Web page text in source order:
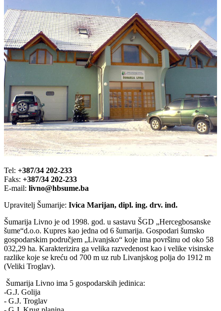
Tel: +387/34 202-233
Faks: +387/34 202-233
E-mail: livno@hbsume.ba
Upravitelj Šumarije: Ivica Marijan, dipl. ing. drv. ind.
Šumarija Livno je od 1998. god. u sastavu ŠGD „Hercegbosanske
šume“d.o.o. Kupres kao jedna od 6 šumarija. Gospodari šumsko
gospodarskim područjem „Livanjsko“ koje ima površinu od oko 58
032,29 ha. Karakterizira ga velika razvedenost kao i velike visinske
razlike koje se kreću od 700 m uz rub Livanjskog polja do 1912 m
(Veliki Troglav).
Šumarija Livno ima 5 gospodarskih jedinica:
-G.J. Golija
- G.J. Troglav